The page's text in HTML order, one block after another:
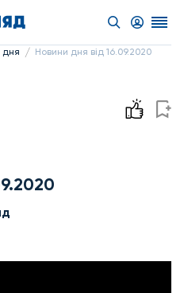
дня / Новини дня від 16.09.2020